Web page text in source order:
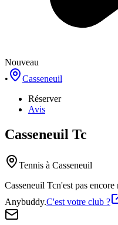
Nouveau
•
Casseneuil
Réserver
Avis
Casseneuil Tc
Tennis à Casseneuil
Casseneuil Tcn'est pas
Anybuddy.C'est votre club ?